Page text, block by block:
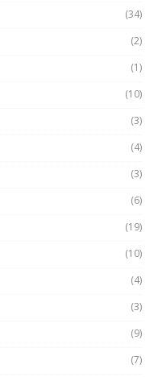
(34)
(2)
(1)
(10)
(3)
(4)
(3)
(6)
(19)
(10)
(4)
(3)
(9)
(7)